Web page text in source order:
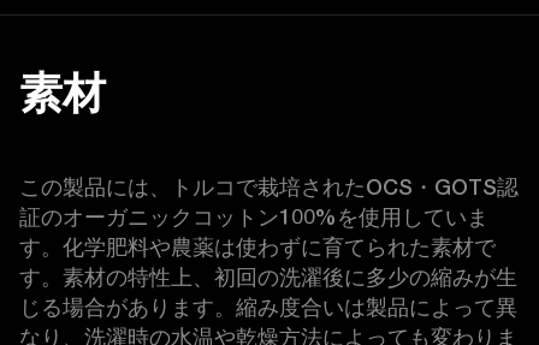
素材
この製品には、トルコで栽培されたOCS・GOTS認
証のオーガニックコットン100%を使用していま
す。化学肥料や農薬は使わずに育てられた素材で
す。素材の特性上、初回の洗濯後に多少の縮みが生
じる場合があります。縮み度合いは製品によって異
なり、洗濯時の水温や乾燥方法によっても変わりま